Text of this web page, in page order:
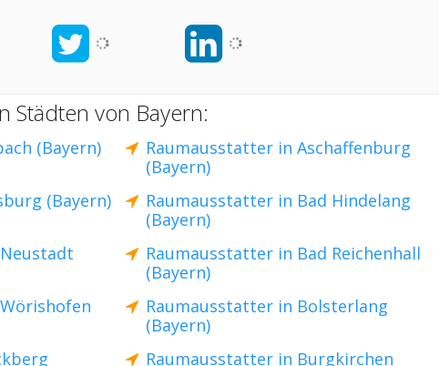
Städten von Bayern:
(Bayern)
Raumausstatter in Aschaffenburg
(Bayern)
(Bayern)
Raumausstatter in Bad Hindelang
(Bayern)
Raumausstatter in Bad Reichenhall
(Bayern)
Raumausstatter in Bolsterlang
(Bayern)
Raumausstatter in Burgkirchen